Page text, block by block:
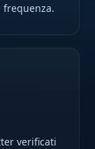
frequenza.
verificati